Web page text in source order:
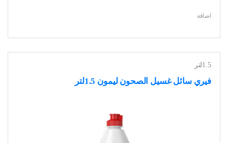
اضافة
1.5لتر
فيري سائل غسيل الصحون ليمون 1.5لتر